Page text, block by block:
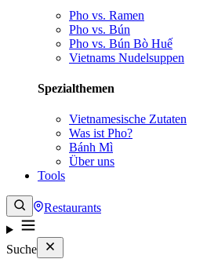
Pho vs. Ramen
Pho vs. Bún
Pho vs. Bún Bò Huế
Vietnams Nudelsuppen
Spezialthemen
Vietnamesische Zutaten
Was ist Pho?
Bánh Mì
Über uns
Tools
Restaurants
Suche